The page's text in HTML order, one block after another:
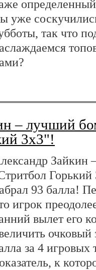
уже
так что
– лучший
3х3"!
Зайкин
93 балла!
игрок
вылет его
за 4
к